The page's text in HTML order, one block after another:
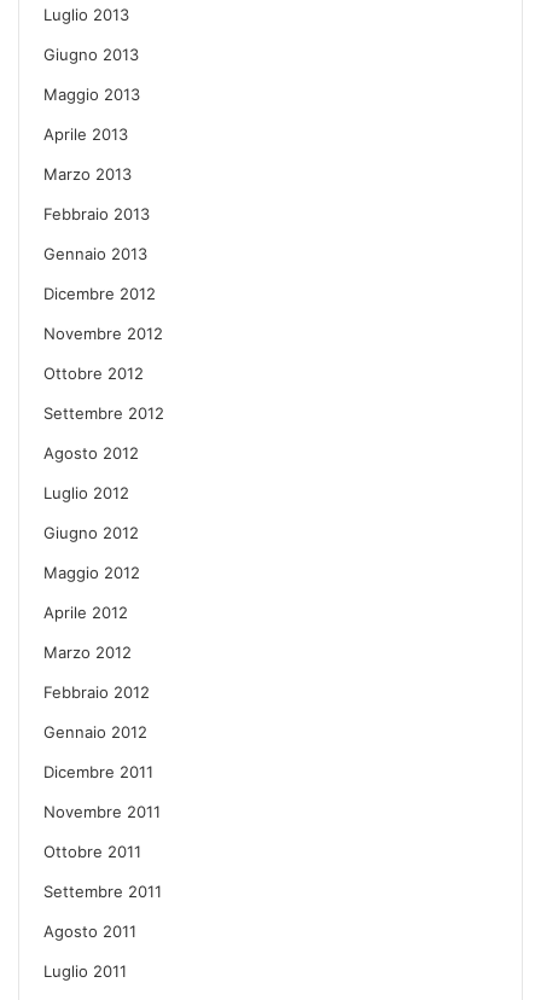
Luglio 2013
Giugno 2013
Maggio 2013
Aprile 2013
Marzo 2013
Febbraio 2013
Gennaio 2013
Dicembre 2012
Novembre 2012
Ottobre 2012
Settembre 2012
Agosto 2012
Luglio 2012
Giugno 2012
Maggio 2012
Aprile 2012
Marzo 2012
Febbraio 2012
Gennaio 2012
Dicembre 2011
Novembre 2011
Ottobre 2011
Settembre 2011
Agosto 2011
Luglio 2011